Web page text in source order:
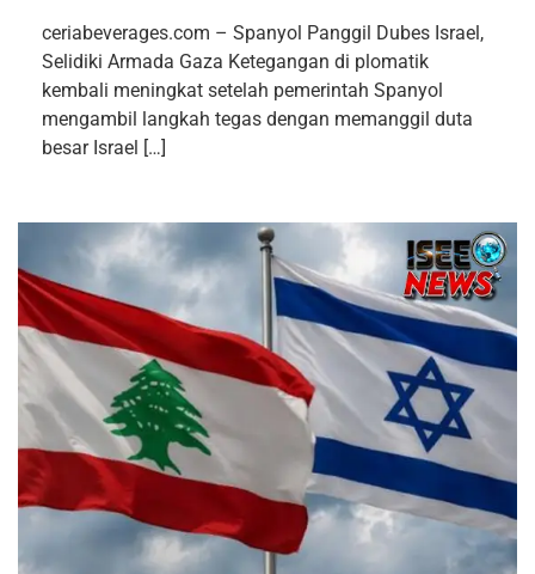
ceriabeverages.com – Spanyol Panggil Dubes Israel,
Selidiki Armada Gaza Ketegangan di plomatik
kembali meningkat setelah pemerintah Spanyol
mengambil langkah tegas dengan memanggil duta
besar Israel […]